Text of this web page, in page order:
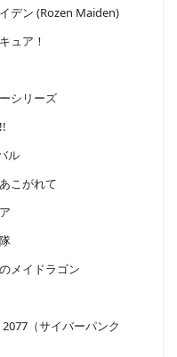
デン (Rozen Maiden)
ュア！
シリーズ
ル
こがれて
メイドラゴン
（サイバーパンク